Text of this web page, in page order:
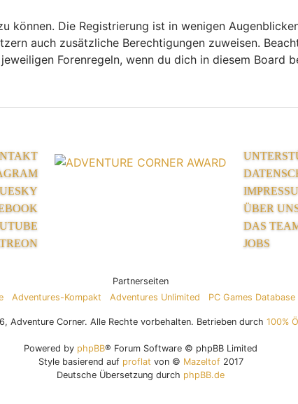
können. Die Registrierung ist in wenigen
auch zusätzliche Berechtigungen zuweisen.
Forenregeln, wenn du dich in diesem Board
ÜBER
DAS
JOBS
Partnerseiten
Adventures-Kompakt Adventures Unlimited PC Games Database
Adventure Corner. Alle Rechte vorbehalten. Betrieben durch 100%
Powered by phpBB® Forum Software © phpBB Limited
Style basierend auf proflat von © Mazeltof2017
Deutsche Übersetzung durch phpBB.de